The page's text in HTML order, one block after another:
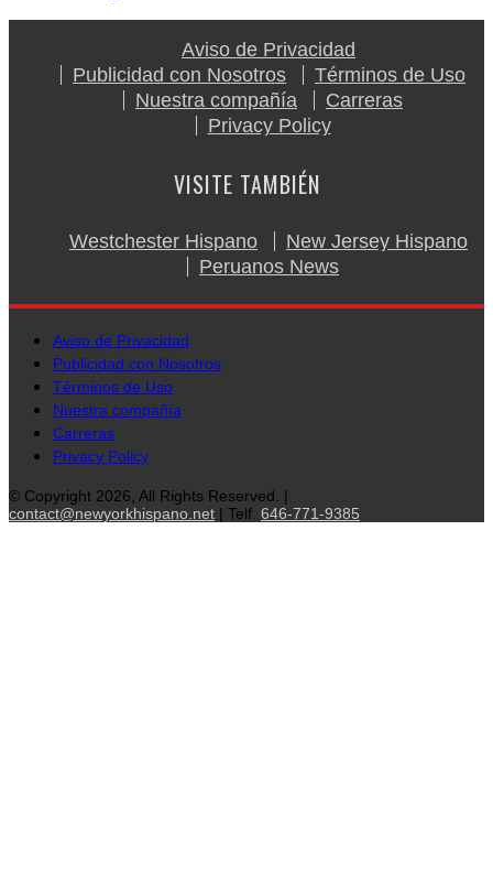
Aviso de Privacidad
Publicidad con Nosotros
Términos de Uso
Nuestra compañía
Carreras
Privacy Policy
VISITE TAMBIÉN
Westchester Hispano
New Jersey Hispano
Peruanos News
Aviso de Privacidad
Publicidad con Nosotros
Términos de Uso
Nuestra compañía
Carreras
Privacy Policy
© Copyright 2026, All Rights Reserved. |
contact@newyorkhispano.net | Telf. 646-771-9385